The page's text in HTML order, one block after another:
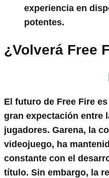
experiencia en
potentes.
¿Volverá Free
El futuro de Free Fire
gran expectación entre
jugadores. Garena, la
videojuego, ha
constante con el
título. Sin embargo, la